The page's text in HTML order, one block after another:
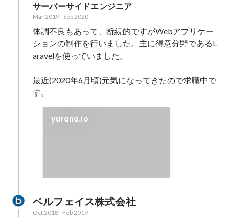
サーバーサイドエンジニア
Mar 2019- Sep 2020
体調不良もあって、断続的ですがWebアプリケー
ションの制作を行いました。主に得意分野であるL
aravelを使っていました。
最近(2020年6月頃)元気になってきたので求職中で
す。
yarana.io
ベルフェイス株式会社
Oct 2018- Feb 2019